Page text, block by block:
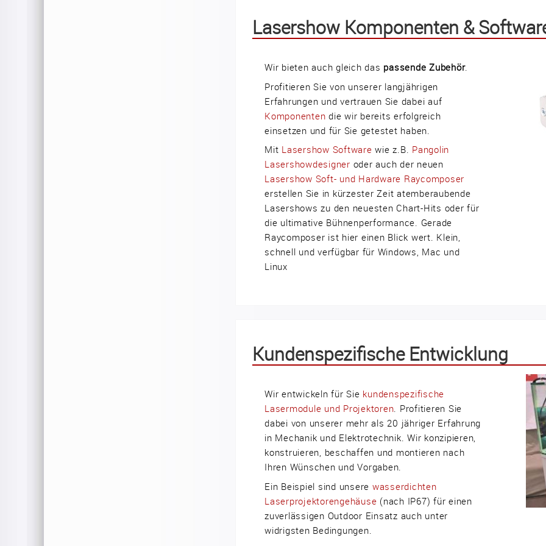
Lasershow Komponenten &
Wir bieten auch gleich das passende Zubehör.
Profitieren Sie von unserer langjährigen
Erfahrungen und vertrauen Sie dabei auf
Komponenten die wir bereits erfolgreich
einsetzen und für Sie getestet haben.
Mit Lasershow Software wie z.B. Pangolin
Lasershowdesigner oder auch der neuen
Lasershow Soft- und Hardware Raycomposer
erstellen Sie in kürzester Zeit atemberaubende
Lasershows zu den neuesten Chart-Hits oder für
die ultimative Bühnenperformance. Gerade
Raycomposer ist hier einen Blick wert. Klein,
schnell und verfügbar für Windows, Mac und
Linux
Kundenspezifische Entwicklung
Wir entwickeln für Sie kundenspezifische
Lasermodule und Projektoren. Profitieren Sie
dabei von unserer mehr als 20 jähriger Erfahrung
in Mechanik und Elektrotechnik. Wir konzipieren,
konstruieren, beschaffen und montieren nach
Ihren Wünschen und Vorgaben.
Ein Beispiel sind unsere wasserdichten
Laserprojektorengehäuse (nach IP67) für einen
zuverlässigen Outdoor Einsatz auch unter
widrigsten Bedingungen.